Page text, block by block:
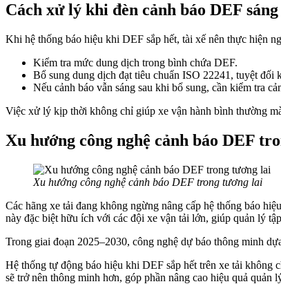
Cách xử lý khi đèn cảnh báo DEF sáng
Khi hệ thống báo hiệu khi DEF sắp hết, tài xế nên thực hiện
Kiểm tra mức dung dịch trong bình chứa DEF.
Bổ sung dung dịch đạt tiêu chuẩn ISO 22241, tuyệt đối
Nếu cảnh báo vẫn sáng sau khi bổ sung, cần kiểm tra
Việc xử lý kịp thời không chỉ giúp xe vận hành bình thường
Xu hướng công nghệ cảnh báo DEF
Xu hướng công nghệ cảnh báo DEF trong tương lai
Các hãng xe tải đang không ngừng nâng cấp hệ thống báo
này đặc biệt hữu ích với các đội xe vận tải lớn, giúp quản lý
Trong giai đoạn 2025–2030, công nghệ dự báo thông minh
Hệ thống tự động báo hiệu khi DEF sắp hết trên xe tải không
sẽ trở nên thông minh hơn, góp phần nâng cao hiệu quả quản